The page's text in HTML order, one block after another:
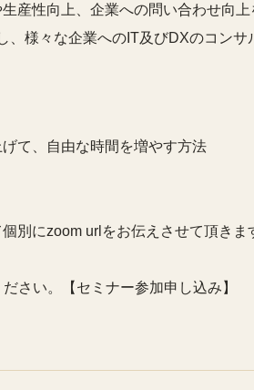
産性向上、企業への問い合わせ向上
、様々な企業へのIT及びDXのコンサ
て、自由な時間を増やす方法
別にzoom urlをお伝えさせて頂きま
さい。【セミナー参加申し込み】